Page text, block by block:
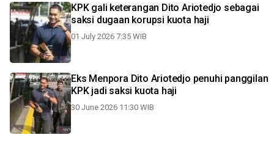
KPK gali keterangan Dito Ariotedjo sebagai
saksi dugaan korupsi kuota haji
01 July 2026 7:35 WIB
Eks Menpora Dito Ariotedjo penuhi panggilan
KPK jadi saksi kuota haji
30 June 2026 11:30 WIB